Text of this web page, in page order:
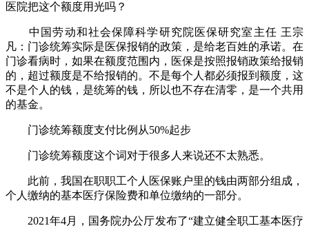
医院把这个额度用光吗？
中国劳动和社会保障科学研究院医保研究室主任 王宗
凡：门诊统筹实际是医保报销的政策，是给老百姓的承诺。在
门诊看病时，如果在额度范围内，医保是按照报销政策给报销
的，超过额度是不给报销的。不是每个人都必须报到额度，这
不是个人的钱，是统筹的钱，所以也不存在清零，是一个共用
的基金。
门诊统筹额度支付比例从50%起步
门诊统筹额度这个词对于很多人来说还不太熟悉。
此前，我国在职职工个人医保账户里的钱由两部分组成，
个人缴纳的基本医疗保险费和单位缴纳的一部分。
2021年4月，国务院办公厅发布了“建立健全职工基本医疗